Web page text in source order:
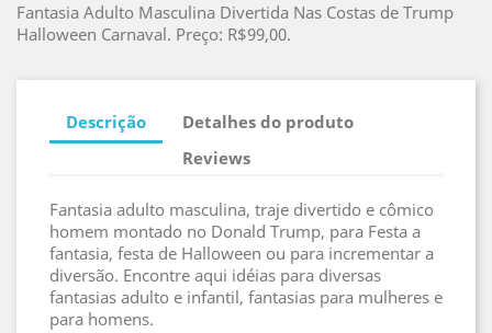
Fantasia Adulto Masculina Divertida Nas Costas de Trump
Halloween Carnaval. Preço: R$99,00.
Descrição
Detalhes do produto
Reviews
Fantasia adulto masculina, traje divertido e cômico
homem montado no Donald Trump, para Festa a
fantasia, festa de Halloween ou para incrementar a
diversão. Encontre aqui idéias para diversas
fantasias adulto e infantil, fantasias para mulheres e
para homens.